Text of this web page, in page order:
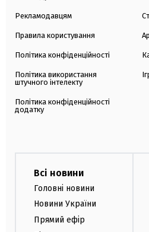
Рекламодавцям
Правила користування
Політика конфіденційності
Політика використання
штучного інтелекту
Політика конфіденційності
додатку
Всі новини
Головні новини
Новини України
Прямий ефір